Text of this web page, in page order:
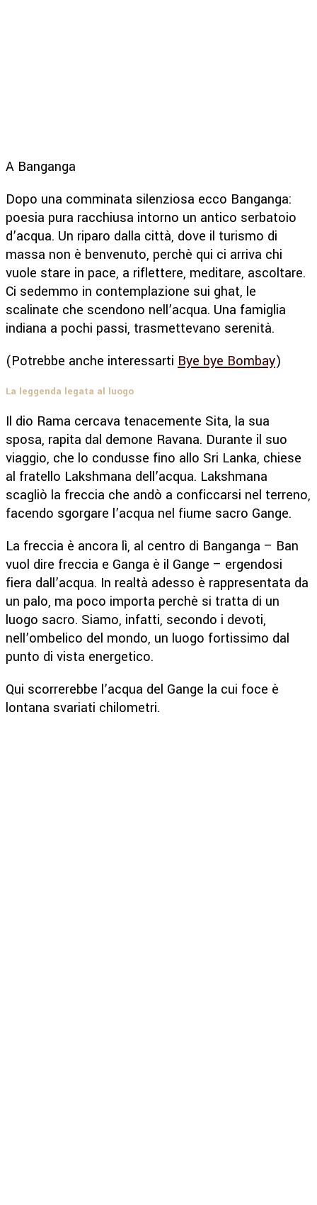
A Banganga
Dopo una comminata silenziosa ecco Banganga:
poesia pura racchiusa intorno un antico serbatoio
d’acqua. Un riparo dalla città, dove il turismo di
massa non è benvenuto, perchè qui ci arriva chi
vuole stare in pace, a riflettere, meditare, ascoltare.
Ci sedemmo in contemplazione sui ghat, le
scalinate che scendono nell’acqua. Una famiglia
indiana a pochi passi, trasmettevano serenità.
(Potrebbe anche interessarti Bye bye Bombay)
La leggenda legata al luogo
Il dio Rama cercava tenacemente Sita, la sua
sposa, rapita dal demone Ravana. Durante il suo
viaggio, che lo condusse fino allo Sri Lanka, chiese
al fratello Lakshmana dell’acqua. Lakshmana
scagliò la freccia che andò a conficcarsi nel terreno,
facendo sgorgare l’acqua nel fiume sacro Gange.
La freccia è ancora lì, al centro di Banganga – Ban
vuol dire freccia e Ganga è il Gange – ergendosi
fiera dall’acqua. In realtà adesso è rappresentata da
un palo, ma poco importa perchè si tratta di un
luogo sacro. Siamo, infatti, secondo i devoti,
nell’ombelico del mondo, un luogo fortissimo dal
punto di vista energetico.
Qui scorrerebbe l’acqua del Gange la cui foce è
lontana svariati chilometri.